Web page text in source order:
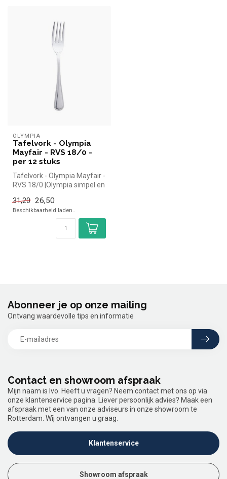
OLYMPIA
Tafelvork - Olympia
Mayfair - RVS 18/0 -
per 12 stuks
Tafelvork - Olympia Mayfair -
RVS 18/0 |Olympia simpel en
31,20 26,50
Beschikbaarheid laden..
Contact en showroom afspraak
Mijn naam is Ivo. Heeft u vragen? Neem contact met ons op via
onze klantenservice pagina. Liever persoonlijk advies? Maak een
afspraak met een van onze adviseurs in onze showroom te
Rotterdam. Wij ontvangen u graag.
Klantenservice
Showroom afspraak
Abonneer je op onze mailing
Ontvang waardevolle tips en informatie